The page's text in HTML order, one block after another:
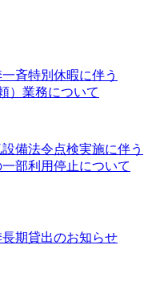
斉特別休暇に伴う
）業務について
備法令点検実施に伴う
部利用停止について
長期貸出のお知らせ